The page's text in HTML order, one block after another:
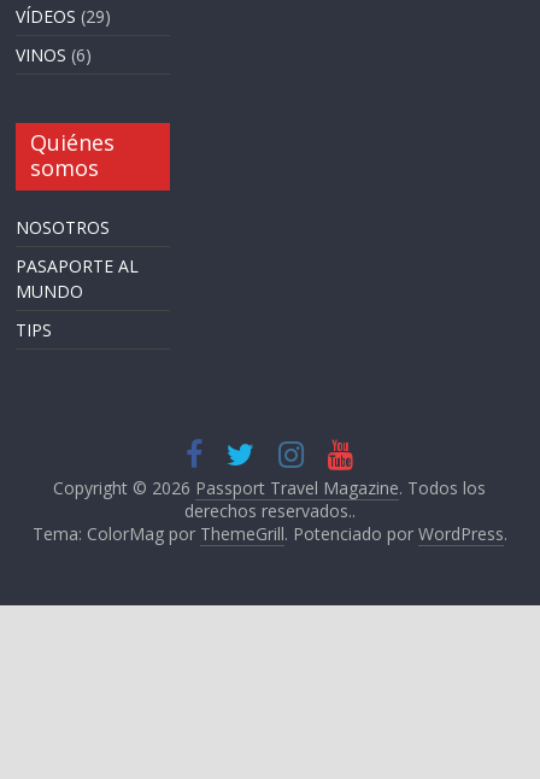
VÍDEOS (29)
VINOS (6)
Quiénes
somos
NOSOTROS
PASAPORTE AL
MUNDO
TIPS
Copyright © 2026 Passport Travel Magazine. Todos los
derechos reservados..
Tema: ColorMag por ThemeGrill. Potenciado por WordPress.